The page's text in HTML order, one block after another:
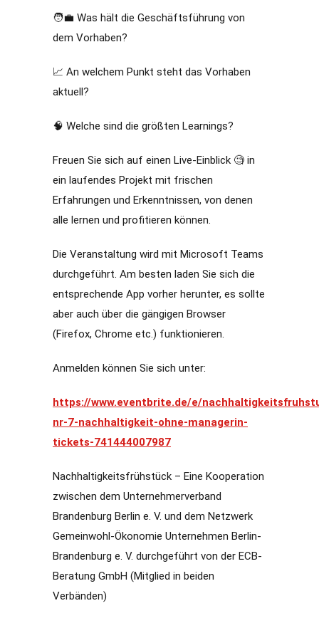
🧑‍💼 Was hält die Geschäftsführung von
dem Vorhaben?
📈 An welchem Punkt steht das Vorhaben
aktuell?
🧠 Welche sind die größten Learnings?
Freuen Sie sich auf einen Live-Einblick 🧐 in
ein laufendes Projekt mit frischen
Erfahrungen und Erkenntnissen, von denen
alle lernen und profitieren können.
Die Veranstaltung wird mit Microsoft Teams
durchgeführt. Am besten laden Sie sich die
entsprechende App vorher herunter, es sollte
aber auch über die gängigen Browser
(Firefox, Chrome etc.) funktionieren.
Anmelden können Sie sich unter:
https://www.eventbrite.de/e/
nr-7-nachhaltigkeit-ohne-managerin-
tickets-741444007987
Nachhaltigkeitsfrühstück – Eine Kooperation
zwischen dem Unternehmerverband
Brandenburg Berlin e. V. und dem Netzwerk
Gemeinwohl-Ökonomie Unternehmen Berlin-
Brandenburg e. V. durchgeführt von der ECB-
Beratung GmbH (Mitglied in beiden
Verbänden)